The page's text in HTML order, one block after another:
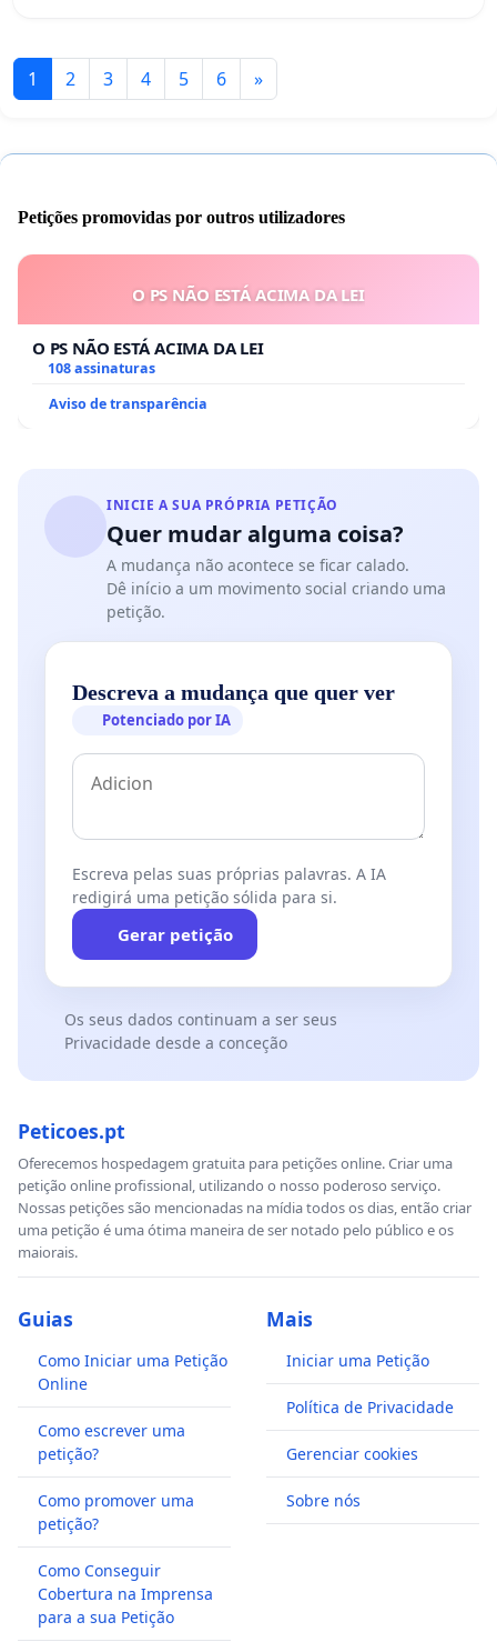
1 2 3 4 5 6 »
Petições promovidas por outros utilizadores
O PS NÃO ESTÁ ACIMA DA LEI
O PS NÃO ESTÁ ACIMA DA LEI
108 assinaturas
Aviso de transparência
INICIE A SUA PRÓPRIA PETIÇÃO
Quer mudar alguma coisa?
A mudança não acontece se ficar calado.
Dê início a um movimento social criando uma
petição.
Descreva a mudança que quer ver
Potenciado por IA
Escreva pelas suas próprias palavras. A IA
redigirá uma petição sólida para si.
Gerar petição
Os seus dados continuam a ser seus
Privacidade desde a conceção
Peticoes.pt
Oferecemos hospedagem gratuita para petições online. Criar uma
petição online profissional, utilizando o nosso poderoso serviço.
Nossas petições são mencionadas na mídia todos os dias, então criar
uma petição é uma ótima maneira de ser notado pelo público e os
maiorais.
Guias
Como Iniciar uma Petição
Online
Como escrever uma
petição?
Como promover uma
petição?
Como Conseguir
Cobertura na Imprensa
para a sua Petição
Mais
Iniciar uma Petição
Política de Privacidade
Gerenciar cookies
Sobre nós